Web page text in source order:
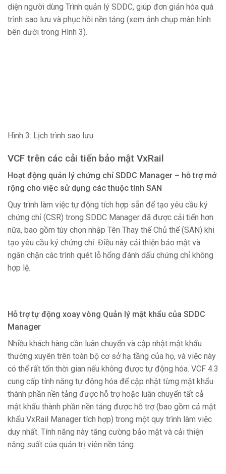
diện người dùng Trình quản lý SDDC, giúp đơn giản hóa quá
trình sao lưu và phục hồi nền tảng (xem ảnh chụp màn hình
bên dưới trong Hình 3).
Hình 3: Lịch trình sao lưu
VCF trên các cải tiến bảo mật VxRail
Hoạt động quản lý chứng chỉ SDDC Manager – hỗ trợ mở
rộng cho việc sử dụng các thuộc tính SAN
Quy trình làm việc tự động tích hợp sẵn để tạo yêu cầu ký
chứng chỉ (CSR) trong SDDC Manager đã được cải tiến hơn
nữa, bao gồm tùy chọn nhập Tên Thay thế Chủ thể (SAN) khi
tạo yêu cầu ký chứng chỉ. Điều này cải thiện bảo mật và
ngăn chặn các trình quét lỗ hổng đánh dấu chứng chỉ không
hợp lệ.
Hỗ trợ tự động xoay vòng Quản lý mật khẩu của SDDC
Manager
Nhiều khách hàng cần luân chuyển và cập nhật mật khẩu
thường xuyên trên toàn bộ cơ sở hạ tầng của họ, và việc này
có thể rất tốn thời gian nếu không được tự động hóa. VCF 4.3
cung cấp tính năng tự động hóa để cập nhật từng mật khẩu
thành phần nền tảng được hỗ trợ hoặc luân chuyển tất cả
mật khẩu thành phần nền tảng được hỗ trợ (bao gồm cả mật
khẩu VxRail Manager tích hợp) trong một quy trình làm việc
duy nhất. Tính năng này tăng cường bảo mật và cải thiện
năng suất của quản trị viên nền tảng.